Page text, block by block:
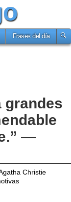
Frases del día
grandes
—
Christie